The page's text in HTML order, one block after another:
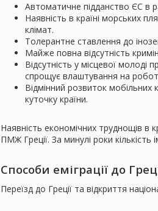
Автоматичне підданство ЄС в
Наявність в країні морських
клімат.
Толерантне ставлення до
Майже повна відсутність
Відсутність у місцевої
спрощує влаштування на
Відмінний розвиток мобільних
куточку країни.
Наявність економічних труднощів в
ПМЖ Греції. За минулі роки кількість
Способи еміграції до
Переїзд до Греції та відкриття